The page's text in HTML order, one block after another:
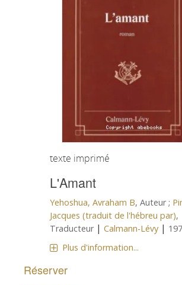
texte imprimé
L'Amant
Yehoshua, Avraham B, Auteur ;
Jacques (traduit de l'hébreu par),
Traducteur |Calmann-Lévy |
Plus d'information...
Réserver